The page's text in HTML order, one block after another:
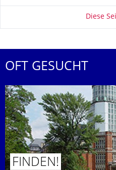
Diese
OFT GESUCHT
FINDEN!